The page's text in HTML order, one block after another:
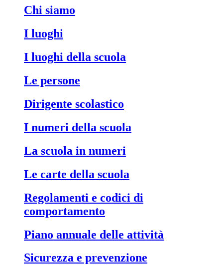
Chi siamo
I luoghi
I luoghi della scuola
Le persone
Dirigente scolastico
I numeri della scuola
La scuola in numeri
Le carte della scuola
Regolamenti e codici di
comportamento
Piano annuale delle attività
Sicurezza e prevenzione